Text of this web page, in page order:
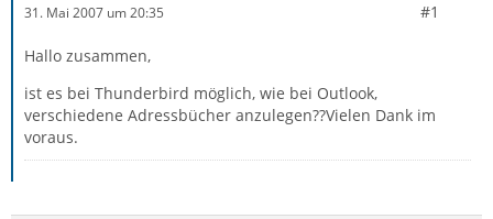
31. Mai 2007 um 20:35 #1
Hallo zusammen,
ist es bei Thunderbird möglich, wie bei Outlook,
verschiedene Adressbücher anzulegen??Vielen Dank im
voraus.